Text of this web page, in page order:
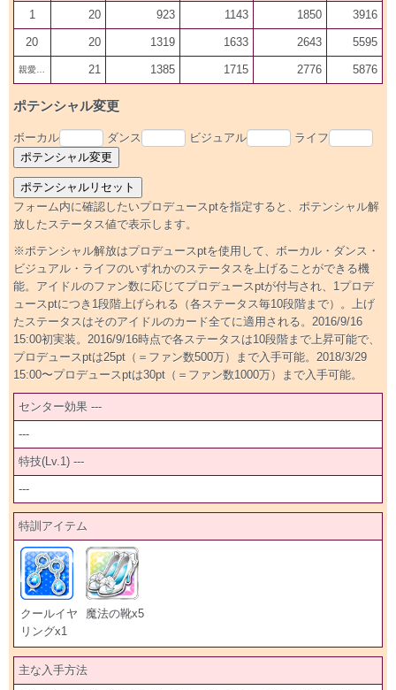
1 20 923 1143 1850 3916
20 20 1319 1633 2643 5595
親愛20 21 1385 1715 2776 5876
ポテンシャル変更
ボーカル ダンス ビジュアル ライフ
フォーム内に確認したいプロデュースptを指定すると、ポテンシャル解
放したステータス値で表示します。
※ポテンシャル解放はプロデュースptを使用して、ボーカル・ダンス・
ビジュアル・ライフのいずれかのステータスを上げることができる機
能。アイドルのファン数に応じてプロデュースptが付与され、1プロデ
ュースptにつき1段階上げられる（各ステータス毎10段階まで）。上げ
たステータスはそのアイドルのカード全てに適用される。2016/9/16
15:00初実装。2016/9/16時点で各ステータスは10段階まで上昇可能で、
プロデュースptは25pt（＝ファン数500万）まで入手可能。2018/3/29
15:00〜プロデュースptは30pt（＝ファン数1000万）まで入手可能。
センター効果 ---
---
特技(Lv.1) ---
---
特訓アイテム
クールイヤ
リングx1
魔法の靴x5
主な入手方法